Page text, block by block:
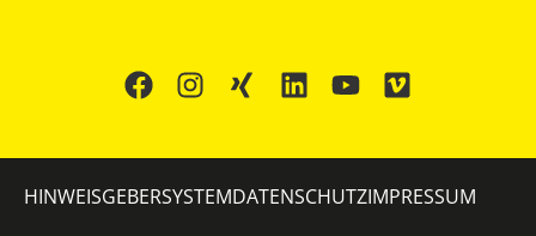
HINWEISGEBERSYSTEMDATENSCHUTZIMPRESSUM